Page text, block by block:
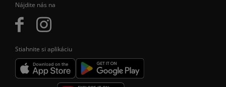
Nájdite nás na
Stiahnite si aplikáciu